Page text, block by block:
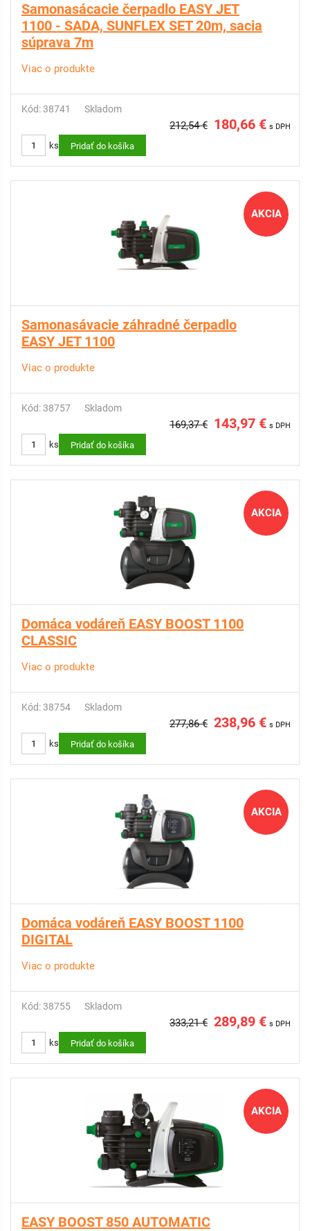
Samonasácacie čerpadlo EASY JET
1100 - SADA, SUNFLEX SET 20m, sacia
súprava 7m
Viac o produkte
Kód: 38741 Skladom
212,54 € 180,66 € s DPH
ks Pridať do košíka
AKCIA
Samonasávacie záhradné čerpadlo
EASY JET 1100
Viac o produkte
Kód: 38757 Skladom
169,37 € 143,97 € s DPH
ks Pridať do košíka
AKCIA
Domáca vodáreň EASY BOOST 1100
CLASSIC
Viac o produkte
Kód: 38754 Skladom
277,86 € 238,96 € s DPH
ks Pridať do košíka
AKCIA
Domáca vodáreň EASY BOOST 1100
DIGITAL
Viac o produkte
Kód: 38755 Skladom
333,21 € 289,89 € s DPH
ks Pridať do košíka
AKCIA
EASY BOOST 850 AUTOMATIC